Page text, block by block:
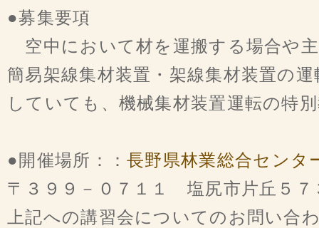
●募集要項
空中において材を運搬する場合や
簡易架線集材装置・架線集材装置の
していても、機械集材装置運転の特
●開催場所：：長野県林業総合センタ
〒３９９－０７１１ 塩尻市片丘５７
上記への講習会についてのお問い合